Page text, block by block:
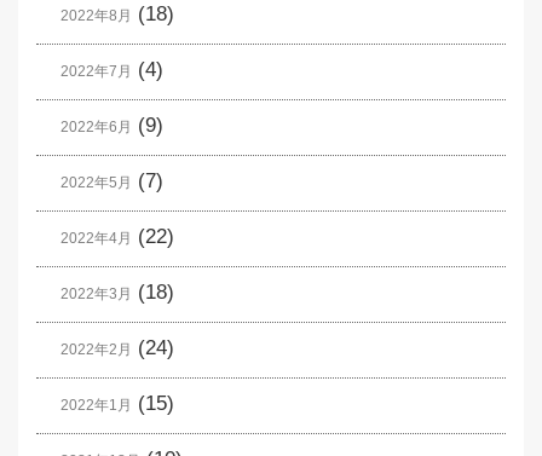
2022年8月 (18)
2022年7月 (4)
2022年6月 (9)
2022年5月 (7)
2022年4月 (22)
2022年3月 (18)
2022年2月 (24)
2022年1月 (15)